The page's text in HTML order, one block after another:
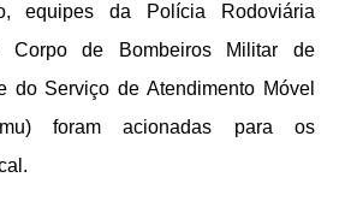
equipes da Polícia Rodoviária
Corpo de Bombeiros Militar de
do Serviço de Atendimento Móvel
foram acionadas para os